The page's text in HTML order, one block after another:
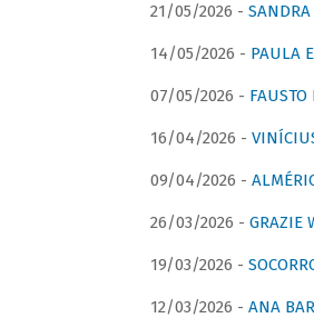
21/05/2026 -
14/05/2026 - PAULA
07/05/2026 -
16/04/2026 -
09/04/2026 -
26/03/2026 - GRAZIE
19/03/2026 -
12/03/2026 - ANA